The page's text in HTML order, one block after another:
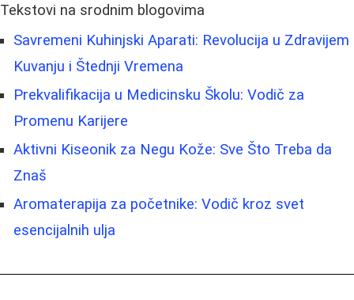
Tekstovi na srodnim blogovima
Savremeni Kuhinjski Aparati: Revolucija u Zdravijem
Kuvanju i Štednji Vremena
Prekvalifikacija u Medicinsku Školu: Vodič za
Promenu Karijere
Aktivni Kiseonik za Negu Kože: Sve Što Treba da
Znaš
Aromaterapija za početnike: Vodič kroz svet
esencijalnih ulja